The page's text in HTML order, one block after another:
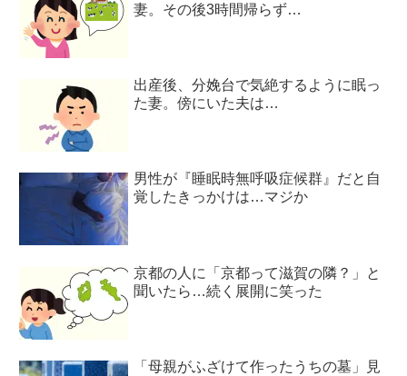
妻。その後3時間帰らず…
出産後、分娩台で気絶するように眠っ
た妻。傍にいた夫は…
男性が『睡眠時無呼吸症候群』だと自
覚したきっかけは…マジか
京都の人に「京都って滋賀の隣？」と
聞いたら…続く展開に笑った
「母親がふざけて作ったうちの墓」見